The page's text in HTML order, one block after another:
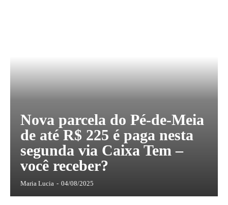
Nova parcela do Pé-de-Meia
de até R$ 225 é paga nesta
segunda via Caixa Tem –
você receber?
Maria Lucia - 04/08/2025